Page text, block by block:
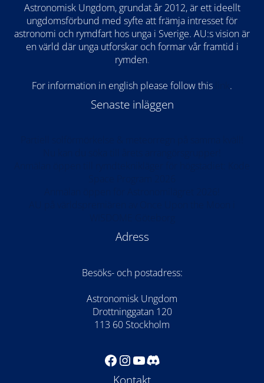
Astronomisk Ungdom, grundat år 2012, är ett ideellt
ungdomsförbund med syfte att främja intresset för
astronomi och rymdfart hos unga i Sverige. AU:s vision är
en värld där unga utforskar och formar vår framtid i
rymden.
For information in english please follow this
.
Senaste inläggen
Adress
Besöks- och postadress:
Astronomisk Ungdom
Drottninggatan 120
113 60 Stockholm
Facebook
Instagram
YouTube
Discord